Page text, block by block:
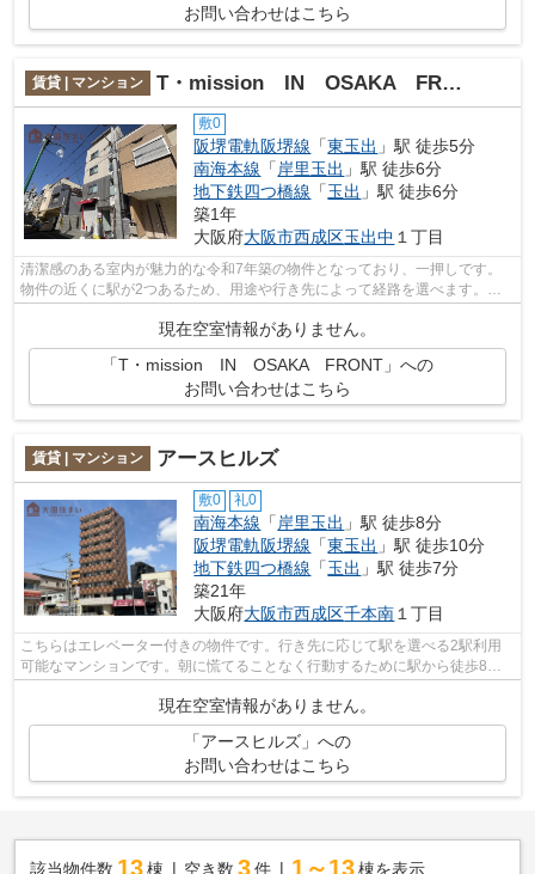
お問い合わせはこちら
賃貸 | マンション T・mission IN OSAKA FRONT
敷0
阪堺電軌阪堺線 「東玉出 」駅 徒歩5分
南海本線 「岸里玉出 」駅 徒歩6分
地下鉄四つ橋線 「玉出 」駅 徒歩6分
築1年
大阪府大阪市西成区玉出中 １丁目
清潔感のある室内が魅力的な令和7年築の物件となっており、一押しです。
物件の近くに駅が2つあるため、用途や行き先によって経路を選べます。防
現在空室情報がありません。
「T・mission IN OSAKA FRONT」への
お問い合わせはこちら
賃貸 | マンション アースヒルズ
敷0 礼0
南海本線 「 岸里玉出 」駅 徒歩8分
阪堺電軌阪堺線 「東玉出 」駅 徒歩10分
地下鉄四つ橋線 「玉出 」駅 徒歩7分
築21年
大阪府大阪市西成区千本南 １丁目
こちらはエレベーター付きの物件です。行き先に応じて駅を選べる2駅利用
可能なマンションです。朝に慌てることなく行動するために駅から徒歩8分
現在空室情報がありません。
「アースヒルズ」への
お問い合わせはこちら
該当物件数 13棟 空き数 3 件 1～13 棟を表示